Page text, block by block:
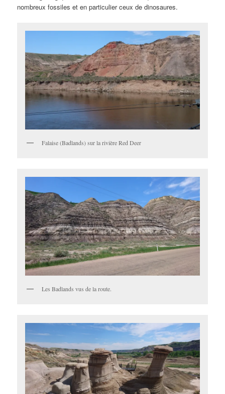
nombreux fossiles et en particulier ceux de dinosaures.
Falaise (Badlands) sur la rivière Red Deer
Les Badlands vus de la route.